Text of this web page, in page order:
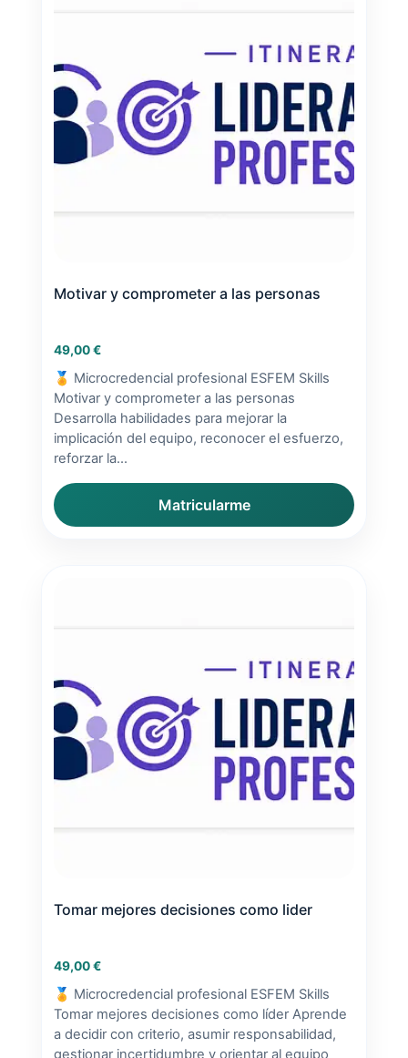
Motivar y comprometer a las personas
49,00€
🏅 Microcredencial profesional ESFEM Skills
Motivar y comprometer a las personas
Desarrolla habilidades para mejorar la
implicación del equipo, reconocer el esfuerzo,
reforzar la...
Matricularme
Tomar mejores decisiones como lider
49,00€
🏅 Microcredencial profesional ESFEM Skills
Tomar mejores decisiones como líder Aprende
a decidir con criterio, asumir responsabilidad,
gestionar incertidumbre y orientar al equipo